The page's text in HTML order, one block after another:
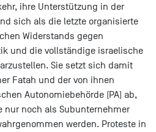
ihre Unterstützung in der
sich als die letzte organisierte
Widerstands gegen
und die vollständige israelische
Sie setzt sich damit
Fatah und der von ihnen
Autonomiebehörde (PA) ab,
nur noch als Subunternehmer
werden. Proteste in